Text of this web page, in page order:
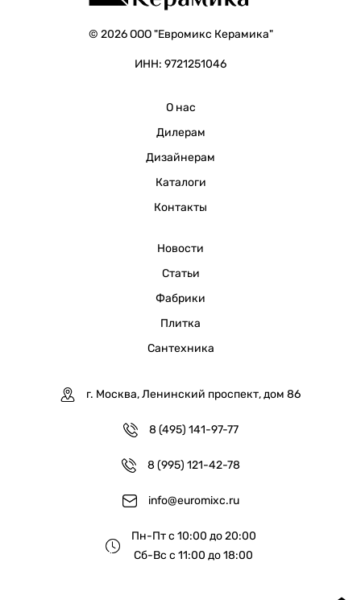
© 2026 ООО "Евромикс Керамика"
ИНН: 9721251046
О нас
Дилерам
Дизайнерам
Каталоги
Контакты
Новости
Статьи
Фабрики
Плитка
Сантехника
г. Москва, Ленинский проспект, дом 86
8 (495) 141-97-77
8 (995) 121-42-78
info@euromixc.ru
Пн-Пт с 10:00 до 20:00
Сб-Вс с 11:00 до 18:00